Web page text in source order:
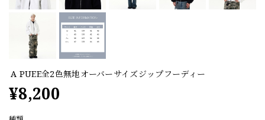
A PUEE全2色無地オーバーサイズジップフーディー
¥8,200